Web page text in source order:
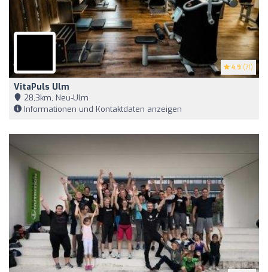
4.9 (71)
VitaPuls Ulm
28,3km, Neu-Ulm
Informationen und Kontaktdaten anzeigen